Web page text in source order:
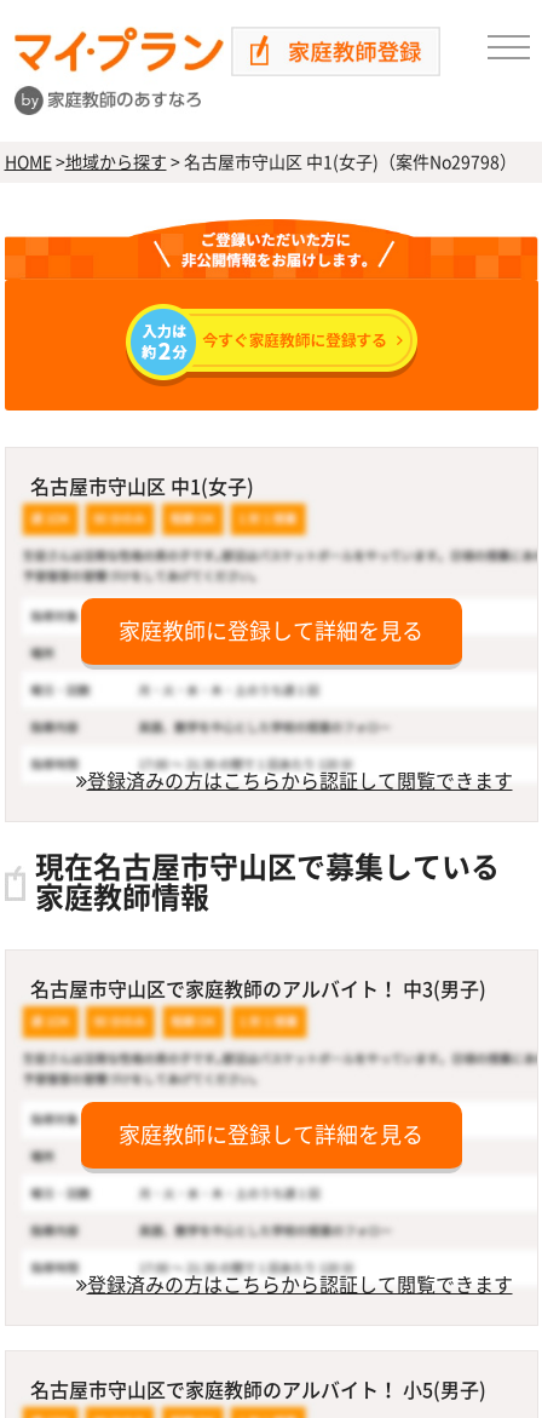
HOME>地域から探す >名古屋市守山区 中1(女子)（案件No29798）
名古屋市守山区 中1(女子)
家庭教師に登録して詳細を見る
登録済みの方はこちらから認証して閲覧できます
現在名古屋市守山区で募集している
家庭教師情報
名古屋市守山区で家庭教師のアルバイト！ 中3(男子)
家庭教師に登録して詳細を見る
登録済みの方はこちらから認証して閲覧できます
名古屋市守山区で家庭教師のアルバイト！ 小5(男子)